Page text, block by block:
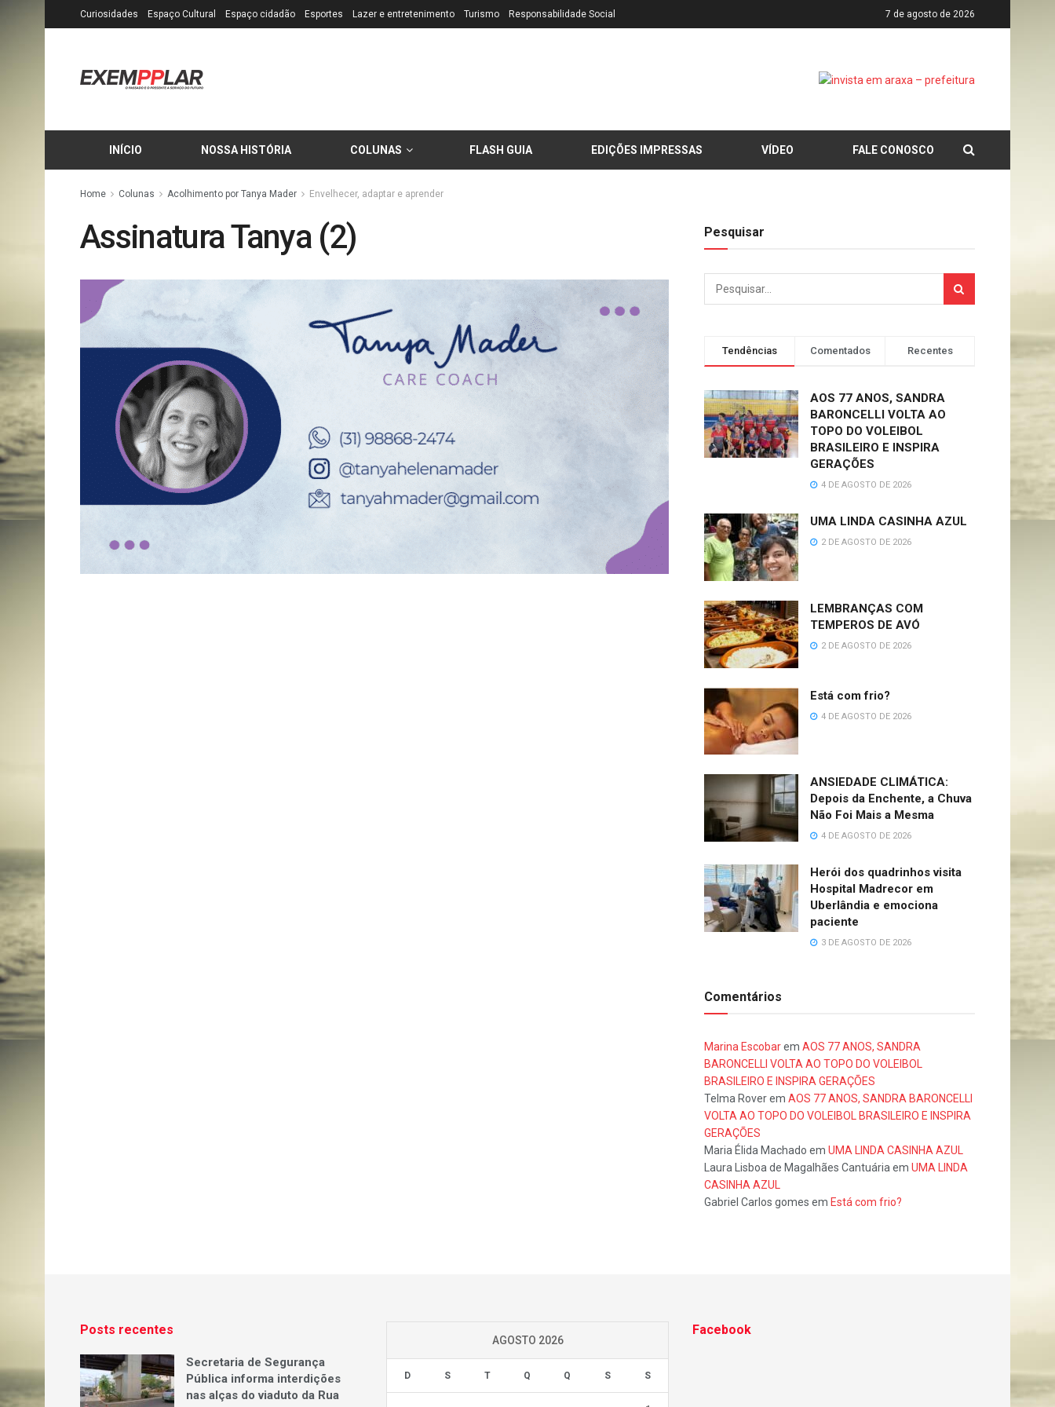
Curiosidades Espaço Cultural Espaço cidadão Esportes Lazer e entretenimento Turismo Responsabilidade Social 7 de agosto de 2026
INÍCIO NOSSA HISTÓRIA COLUNAS FLASH GUIA EDIÇÕES IMPRESSAS VÍDEO FALE CONOSCO
Home Colunas Acolhimento por Tanya Mader Envelhecer, adaptar e aprender
Assinatura Tanya (2) Pesquisar
Tendências Comentados Recentes
AOS 77 ANOS, SANDRA
BARONCELLI VOLTA AO
TOPO DO VOLEIBOL
BRASILEIRO E INSPIRA
GERAÇÕES
4 DE AGOSTO DE 2026
UMA LINDA CASINHA AZUL
2 DE AGOSTO DE 2026
LEMBRANÇAS COM
TEMPEROS DE AVÓ
2 DE AGOSTO DE 2026
Está com frio?
4 DE AGOSTO DE 2026
ANSIEDADE CLIMÁTICA:
Depois da Enchente, a Chuva
Não Foi Mais a Mesma
4 DE AGOSTO DE 2026
Herói dos quadrinhos visita
Hospital Madrecor em
Uberlândia e emociona
paciente
3 DE AGOSTO DE 2026
Comentários
Marina Escobarem AOS 77 ANOS, SANDRA
BARONCELLI VOLTA AO TOPO DO VOLEIBOL
BRASILEIRO E INSPIRA GERAÇÕES
Telma Roverem AOS 77 ANOS, SANDRA BARONCELLI
VOLTA AO TOPO DO VOLEIBOL BRASILEIRO E INSPIRA
GERAÇÕES
Maria Élida Machado em UMA LINDA CASINHA AZUL
Laura Lisboa de Magalhães Cantuáriaem UMA LINDA
CASINHA AZUL
Gabriel Carlos gomes em Está com frio?
Posts recentes
Secretaria de Segurança
Pública informa interdições
nas alças do viaduto da Rua
AGOSTO 2026
D S T Q Q S S
Facebook